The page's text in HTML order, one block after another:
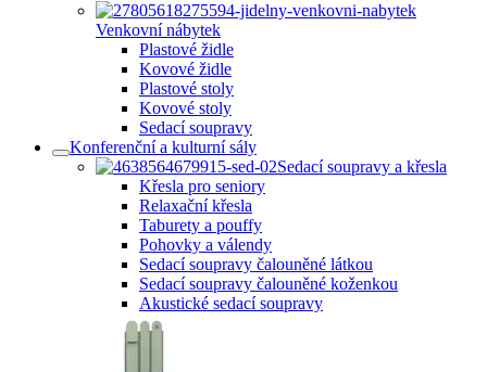
Venkovní nábytek
Plastové židle
Kovové židle
Plastové stoly
Kovové stoly
Sedací soupravy
Konferenční a kulturní sály
Sedací soupravy a křesla
Křesla pro seniory
Relaxační křesla
Taburety a pouffy
Pohovky a válendy
Sedací soupravy čalouněné látkou
Sedací soupravy čalouněné koženkou
Akustické sedací soupravy